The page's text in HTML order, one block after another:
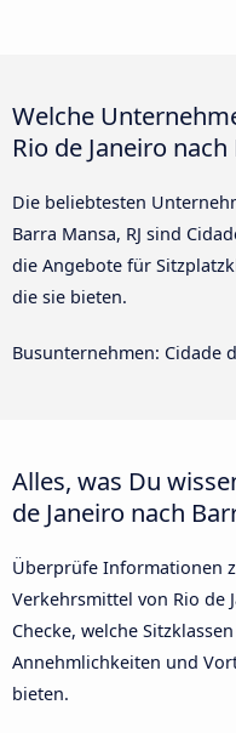
Welche
Rio de Janeiro
Die beliebtesten
Barra Mansa, RJ sind
die Angebote für
die sie bieten.
Busunternehmen: Cidade
Alles, was Du
de Janeiro nach
Überprüfe Informationen
Verkehrsmittel von Rio de
Checke, welche
Annehmlichkeiten und
bieten.